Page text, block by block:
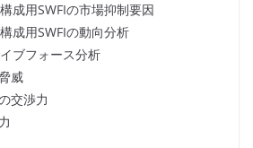
成用SWFIの市場抑制要因
成用SWFIの動向分析
ブフォース分析
威
交渉力